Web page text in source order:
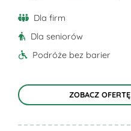
Dla firm
Dla seniorów
Podróże bez barier
ZOBACZ OFERTĘ